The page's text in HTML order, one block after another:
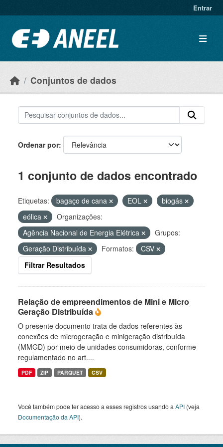
Entrar
Conjuntos de dados
Ordenar por
1 conjunto de dados encontrado
Etiquetas: bagaço de cana EOL
biogás
eólica
Organizações:
Agência Nacional de Energia Elétrica
Grupos:
Geração Distribuída
Formatos:
CSV
Filtrar Resultados
Relação de empreendimentos de Mini e Micro
Geração Distribuída
O presente documento trata de dados referentes às
conexões de microgeração e minigeração distribuída
(MMGD) por meio de unidades consumidoras, conforme
regulamentado no art....
PDF ZIP PARQUET CSV
Você também pode ter acesso a esses registros usando a API (veja
Documentação da API).